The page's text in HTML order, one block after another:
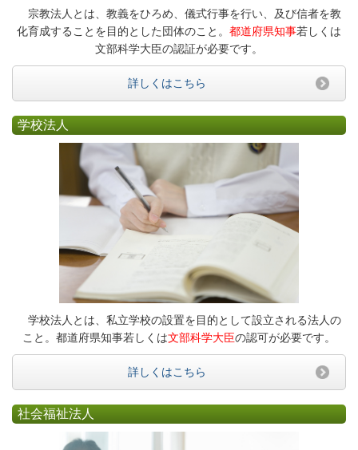
宗教法人とは、教義をひろめ、儀式行事を行い、及び信者を教
化育成することを目的とした団体のこと。 都道府県知事若しくは
文部科学大臣の認証が必要です。
詳しくはこちら
学校法人
学校法人とは、私立学校の設置を目的として設立される法人の
こと。都道府県知事若しくは文部科学大臣の認可が必要です。
詳しくはこちら
社会福祉法人